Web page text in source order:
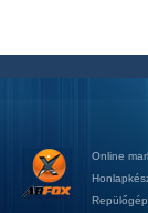
Online